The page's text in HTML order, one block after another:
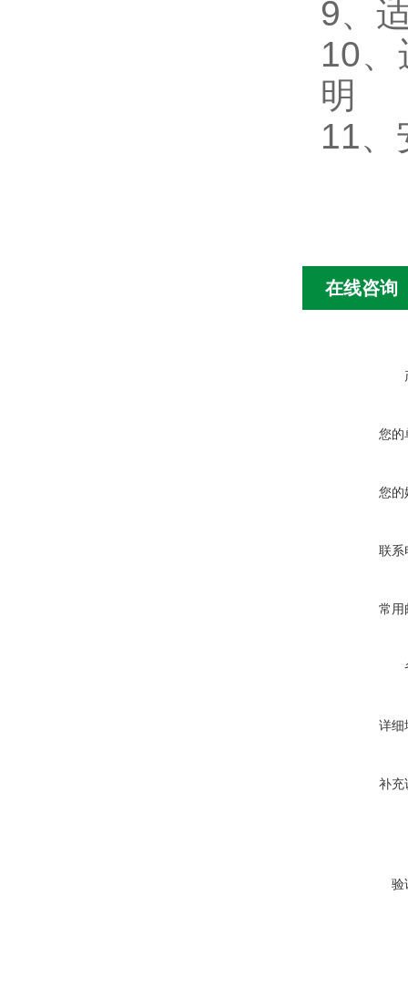
9、
10
明
11、
在线咨询
您的
您的
联系
常用
详细
补充
验